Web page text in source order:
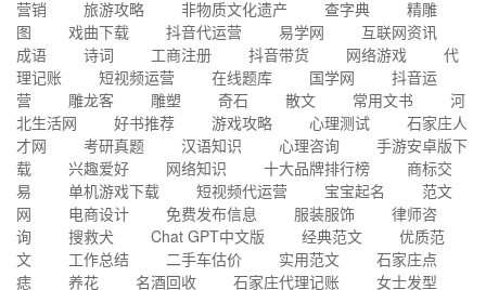
营销
旅游攻略 非物质文化遗产 查字典
精雕
图
戏曲下载 抖音代运营 易学网
互联网资讯
成语
诗词 工商注册 抖音带货 网络游戏
代
理记账
短视频运营 在线题库 国学网
抖音运
营
雕龙客 雕塑 奇石 散文 常用文书
河
北生活网
好书推荐 游戏攻略 心理测试
石家庄人
才网
考研真题 汉语知识 心理咨询
手游安卓版下
载
兴趣爱好 网络知识 十大品牌排行榜
商标交
易
单机游戏下载 短视频代运营 宝宝起名
范文
网
电商设计 免费发布信息 服装服饰
律师咨
询
搜救犬 Chat GPT中文版 经典范文
优质范
文
工作总结 二手车估价 实用范文
石家庄点
痣
养花 名酒回收 石家庄代理记账
女士发型